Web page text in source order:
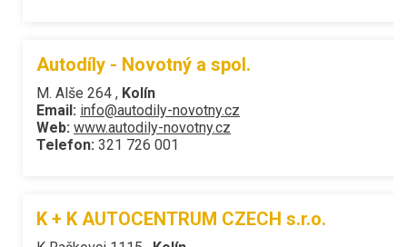
Autodíly - Novotný a spol.
M. Alše 264 , Kolín
Email: info@autodily-novotny.cz
Web: www.autodily-novotny.cz
Telefon: 321 726 001
K + K AUTOCENTRUM CZECH s.r.o.